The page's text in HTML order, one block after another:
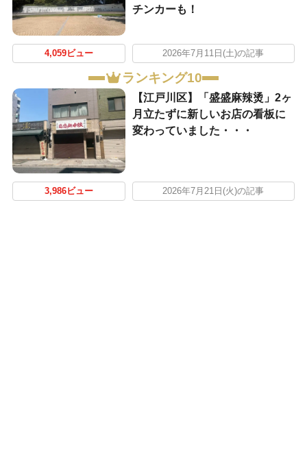
チンカーも！
4,059ビュー 2026年7月11日(土)の記事
ランキング10
【江戸川区】「盛盛麻辣烫」2ヶ
月立たずに新しいお店の看板に
変わっていました・・・
3,986ビュー 2026年7月21日(火)の記事